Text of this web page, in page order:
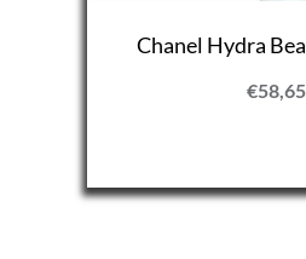
Chanel Hydra
€58,65